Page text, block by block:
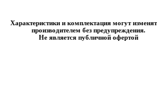
Характеристики и комплектация могут
производителем без предупреждения.
Не является публичной офертой